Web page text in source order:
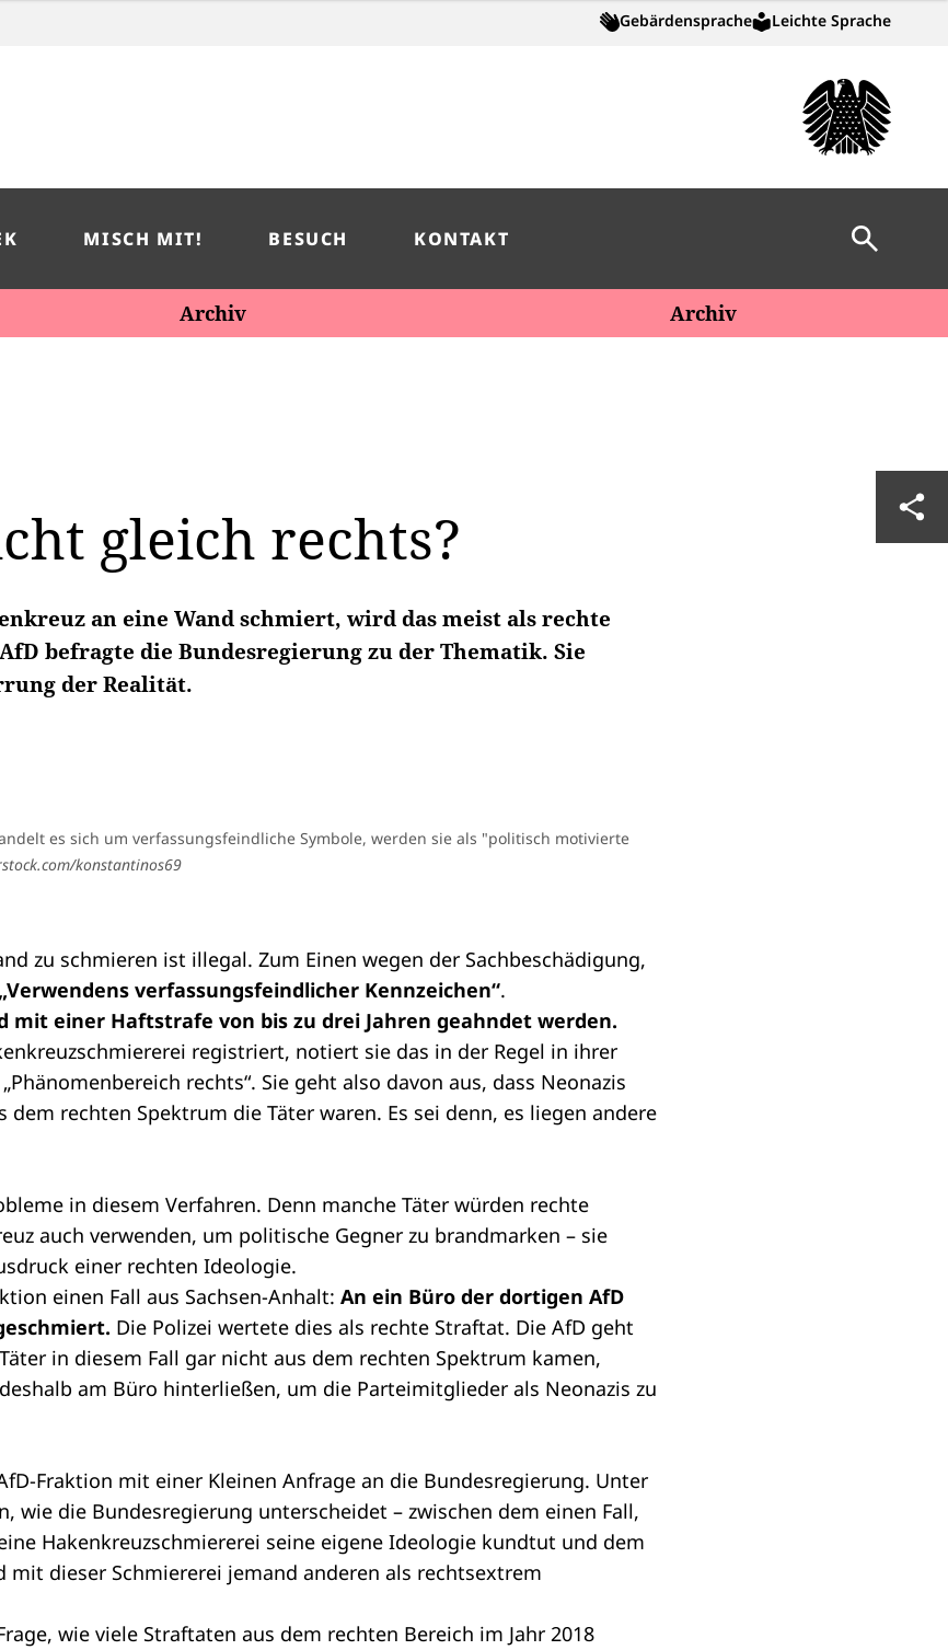
Gebärdensprache Leichte Sprache
MISCH MIT! BESUCH KONTAKT Suche
Archiv Archiv
gleich rechts?
an eine Wand schmiert, wird das meist als rechte
befragte die Bundesregierung zu der Thematik. Sie
der Realität.
es sich um verfassungsfeindliche Symbole, werden sie als "politisch motivierte
konstantinos69
zu schmieren ist illegal. Zum Einen wegen der Sachbeschädigung,
„Verwendens verfassungsfeindlicher Kennzeichen“.
mit einer Haftstrafe von bis zu drei Jahren geahndet werden.
registriert, notiert sie das in der Regel in ihrer
rechts“. Sie geht also davon aus, dass Neonazis
dem rechten Spektrum die Täter waren. Es sei denn, es liegen andere
in diesem Verfahren. Denn manche Täter würden rechte
auch verwenden, um politische Gegner zu brandmarken – sie
einer rechten Ideologie.
einen Fall aus Sachsen-Anhalt: An ein Büro der dortigen AfD
Die Polizei wertete dies als rechte Straftat. Die AfD geht
in diesem Fall gar nicht aus dem rechten Spektrum kamen,
am Büro hinterließen, um die Parteimitglieder als Neonazis zu
Fraktion mit einer Kleinen Anfrage an die Bundesregierung. Unter
wie die Bundesregierung unterscheidet – zwischen dem einen Fall,
Hakenkreuzschmiererei seine eigene Ideologie kundtut und dem
mit dieser Schmiererei jemand anderen als rechtsextrem
wie viele Straftaten aus dem rechten Bereich im Jahr 2018